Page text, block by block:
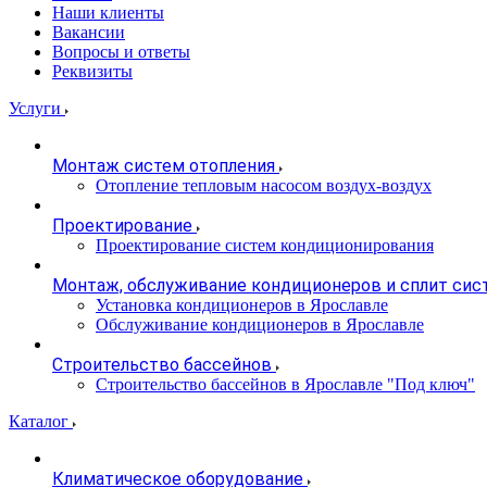
Наши клиенты
Вакансии
Вопросы и ответы
Реквизиты
Услуги
Монтаж систем отопления
Отопление тепловым насосом воздух-воздух
Проектирование
Проектирование систем кондиционирования
Монтаж, обслуживание кондиционеров и сплит
Установка кондиционеров в Ярославле
Обслуживание кондиционеров в Ярославле
Строительство бассейнов
Строительство бассейнов в Ярославле "Под ключ"
Каталог
Климатическое оборудование